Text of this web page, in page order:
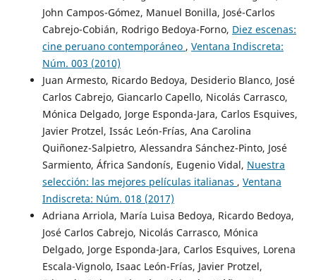
John Campos-Gómez, Manuel Bonilla, José-Carlos
Cabrejo-Cobián, Rodrigo Bedoya-Forno, Diez escenas:
cine peruano contemporáneo , Ventana Indiscreta:
Núm. 003 (2010)
Juan Armesto, Ricardo Bedoya, Desiderio Blanco, José
Carlos Cabrejo, Giancarlo Capello, Nicolás Carrasco,
Mónica Delgado, Jorge Esponda-Jara, Carlos Esquives,
Javier Protzel, Issác León-Frías, Ana Carolina
Quiñonez-Salpietro, Alessandra Sánchez-Pinto, José
Sarmiento, África Sandonís, Eugenio Vidal, Nuestra
selección: las mejores películas italianas , Ventana
Indiscreta: Núm. 018 (2017)
Adriana Arriola, María Luisa Bedoya, Ricardo Bedoya,
José Carlos Cabrejo, Nicolás Carrasco, Mónica
Delgado, Jorge Esponda-Jara, Carlos Esquives, Lorena
Escala-Vignolo, Isaac León-Frías, Javier Protzel,